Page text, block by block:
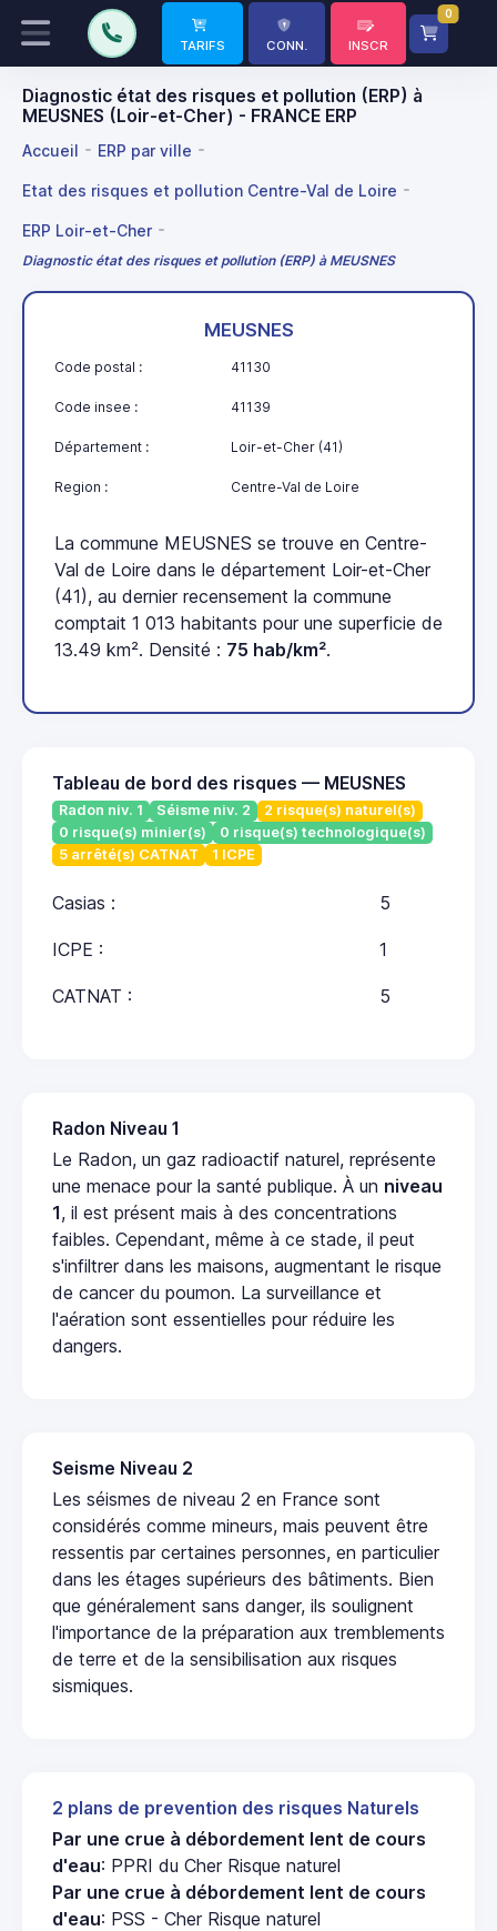
TARIFS CONN. INSCR
0
Diagnostic état des risques et pollution (ERP) à
MEUSNES (Loir-et-Cher) - FRANCE ERP
Accueil ERP par ville
Etat des risques et pollution Centre-Val de Loire
ERP Loir-et-Cher
Diagnostic état des risques et pollution (ERP) à MEUSNES
MEUSNES
Code postal : 41130
Code insee : 41139
Département : Loir-et-Cher (41)
Region : Centre-Val de Loire
La commune MEUSNES se trouve en Centre-
Val de Loire dans le département Loir-et-Cher
(41), au dernier recensement la commune
comptait 1 013 habitants pour une superficie de
13.49 km². Densité : 75 hab/km².
Tableau de bord des risques — MEUSNES
Radon niv. 1 Séisme niv. 2
2 risque(s) naturel(s)
0 risque(s) minier(s)
0 risque(s) technologique(s)
5 arrêté(s) CATNAT
1 ICPE
Casias : 5
ICPE : 1
CATNAT : 5
Radon Niveau 1
Le Radon, un gaz radioactif naturel, représente
une menace pour la santé publique. À un niveau
1, il est présent mais à des concentrations
faibles. Cependant, même à ce stade, il peut
s'infiltrer dans les maisons, augmentant le risque
de cancer du poumon. La surveillance et
l'aération sont essentielles pour réduire les
dangers.
Seisme Niveau 2
Les séismes de niveau 2 en France sont
considérés comme mineurs, mais peuvent être
ressentis par certaines personnes, en particulier
dans les étages supérieurs des bâtiments. Bien
que généralement sans danger, ils soulignent
l'importance de la préparation aux tremblements
de terre et de la sensibilisation aux risques
sismiques.
2 plans de prevention des risques Naturels
Par une crue à débordement lent de cours
d'eau: PPRI du Cher Risque naturel
Par une crue à débordement lent de cours
d'eau: PSS - Cher Risque naturel